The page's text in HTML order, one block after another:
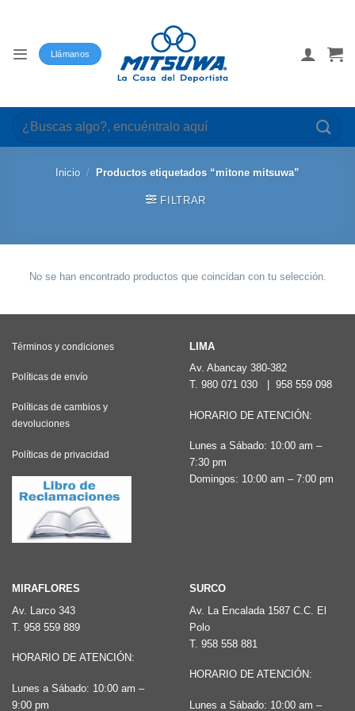
Llámanos
Buscar
por:
Inicio / Productos etiquetados “mitone mitsuwa”
FILTRAR
No se han encontrado productos que coincidan con tu selección.
Términos y condiciones
Políticas de envío
Políticas de cambios y
devoluciones
Políticas de privacidad
LIMA
Av. Abancay 380-382
T. 980 071 030 958 559 098
HORARIO DE ATENCIÓN:
Lunes a Sábado: 10:00 am –
7:30 pm
Domingos: 10:00 am – 7:00 pm
MIRAFLORES
Av. Larco 343
T. 958 559 889
HORARIO DE ATENCIÓN:
Lunes a Sábado: 10:00 am –
9:00 pm
SURCO
Av. La Encalada 1587 C.C. El
Polo
T. 958 558 881
HORARIO DE ATENCIÓN:
Lunes a Sábado: 10:00 am –